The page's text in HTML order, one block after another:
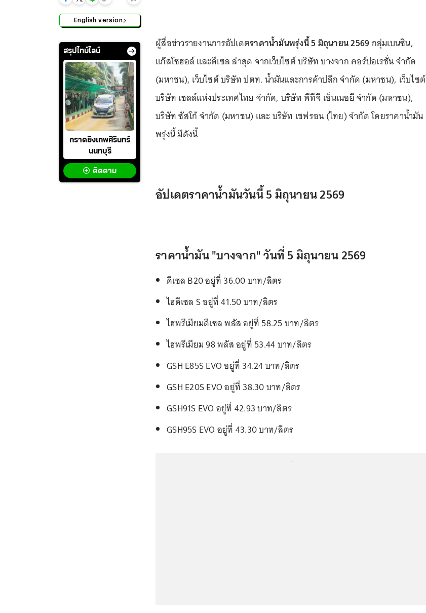
English version
สรุปไทม์ไลน์
กราดยิงเทพศิรินทร์
นนทบุรี
ติดตาม
ผู้สื่อข่าวรายงานการอัปเดตราคาน้ำมันพรุ่งนี้ 5 มิถุนายน 2569 กลุ่มเบนซิน,
แก๊สโซฮอล์ และดีเซล ล่าสุด จากเว็บไซต์ บริษัท บางจาก คอร์ปอเรชั่น จำกัด
(มหาชน), เว็บไซต์ บริษัท ปตท. น้ำมันและการค้าปลีก จำกัด (มหาชน), เว็บไซต์
บริษัท เชลล์แห่งประเทศไทย จำกัด, บริษัท พีทีจี เอ็นเนอยี จำกัด (มหาชน),
บริษัท ซัสโก้ จำกัด (มหาชน) และ บริษัท เชฟรอน (ไทย) จำกัด โดยราคาน้ำมัน
พรุ่งนี้ มีดังนี้
อัปเดตราคาน้ำมันวันนี้ 5 มิถุนายน 2569
ราคาน้ำมัน "บางจาก" วันที่ 5 มิถุนายน 2569
ดีเซล B20 อยู่ที่ 36.00 บาท/ลิตร
ไฮดีเซล S อยู่ที่ 41.50 บาท/ลิตร
ไฮพรีเมียมดีเซล พลัส อยู่ที่ 58.25 บาท/ลิตร
ไฮพรีเมียม 98 พลัส อยู่ที่ 53.44 บาท/ลิตร
GSH E85S EVO อยู่ที่ 34.24 บาท/ลิตร
GSH E20S EVO อยู่ที่ 38.30 บาท/ลิตร
GSH91S EVO อยู่ที่ 42.93 บาท/ลิตร
GSH95S EVO อยู่ที่ 43.30 บาท/ลิตร